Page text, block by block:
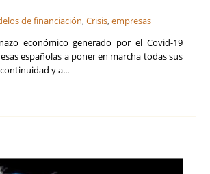
Humanos y selección de personal
e IA
de financiación,Crisis,empresas
económico generado por el Covid-19
españolas a poner en marcha todas sus
y a...